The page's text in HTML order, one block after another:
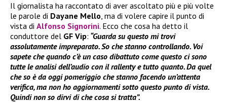
Il giornalista ha raccontato di aver ascoltato più e più volte
le parole di Dayane Mello, ma di volere capire il punto di
vista di Alfonso Signorini. Ecco che cosa ha detto il
conduttore del GF Vip: “Guarda su questo mi trovi
assolutamente impreparato. So che stanno controllando. Voi
sapete che quando c’è un caso dibattuto come questo ci sono
tutte le analisi dell’audio con il rallenty e tutto quanto. Da quel
che so è da oggi pomeriggio che stanno facendo un’attenta
verifica, ma non ho aggiornamenti sotto questo punto di vista.
Quindi non so dirvi di che cosa si tratta”.